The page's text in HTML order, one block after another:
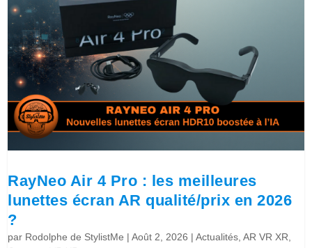
RayNeo Air 4 Pro : les meilleures
lunettes écran AR qualité/prix en 2026
?
par Rodolphe de StylistMe |Août 2, 2026 |Actualités ,AR VR XR